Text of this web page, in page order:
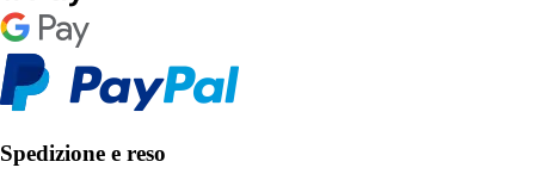
Spedizione e reso